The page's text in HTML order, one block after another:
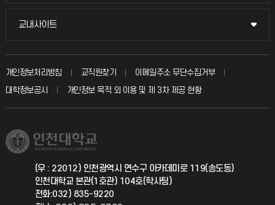
입학안내
취업정보(학생)
칭찬마당
학생서비스 지킴이
국방헬프콜
총동문회
교내사이트
교내사이트
교수회
교육혁신본부
국제지원과
공자아카데미
개인정보처리방침 교직원찾기
이메일주소 무단수집거부
대학정보공시
개인정보 목적 외 이용 및 제 3차 제공 현황
(우 : 22012) 인천광역시 연수구 아카데미로 119(송도동)
인천대학교 본관(1호관) 104호(학사팀)
전화:032) 835-9220